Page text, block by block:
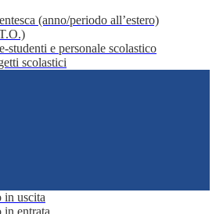
(anno/periodo all’estero)
studenti e personale scolastico
scolastici
in uscita